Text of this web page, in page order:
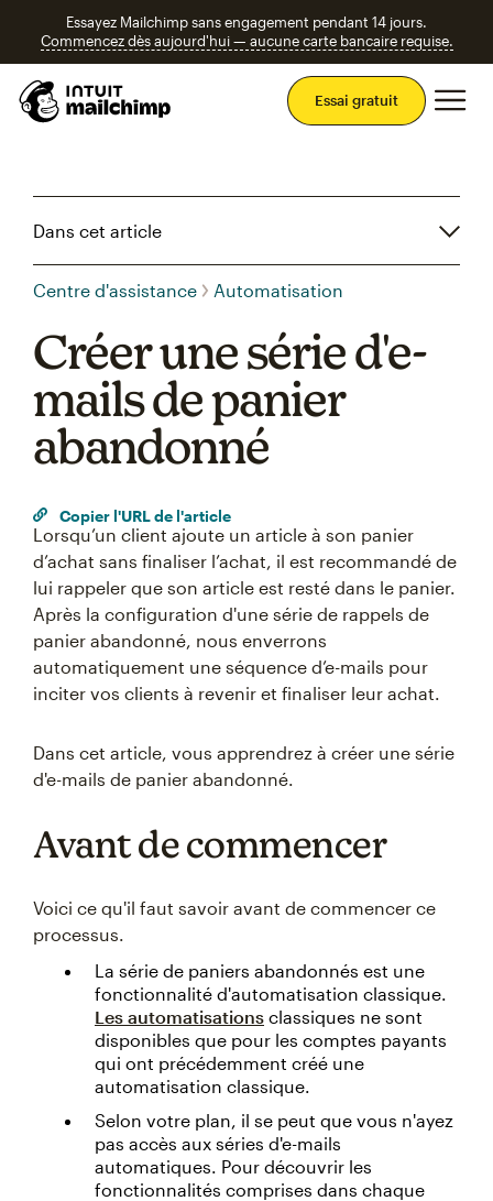
Essayez Mailchimp sans engagement pendant 14 jours.
Commencez dès aujourd'hui — aucune carte bancaire requise.
Essai gratuit
Dans cet article
Centre d'assistance Automatisation
Créer une série d'e-
mails de panier
abandonné
Copier l'URL de l'article
Lorsqu’un client ajoute un article à son panier
d’achat sans finaliser l’achat, il est recommandé de
lui rappeler que son article est resté dans le panier.
Après la configuration d'une série de rappels de
panier abandonné, nous enverrons
automatiquement une séquence d’e-mails pour
inciter vos clients à revenir et finaliser leur achat.
Dans cet article, vous apprendrez à créer une série
d'e-mails de panier abandonné.
Avant de commencer
Voici ce qu'il faut savoir avant de commencer ce
processus.
La série de paniers abandonnés est une
fonctionnalité d'automatisation classique.
Les automatisations classiques ne sont
disponibles que pour les comptes payants
qui ont précédemment créé une
automatisation classique.
Selon votre plan, il se peut que vous n'ayez
pas accès aux séries d'e-mails
automatiques. Pour découvrir les
fonctionnalités comprises dans chaque